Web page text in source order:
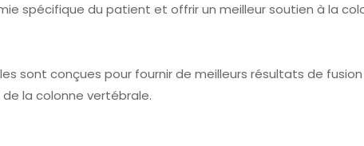
spécifique du patient et offrir un meilleur soutien à la
sont conçues pour fournir de meilleurs résultats de
la colonne vertébrale.